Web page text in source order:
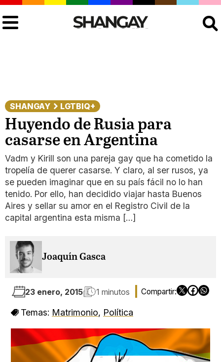
SHANGAY LGTBIQ+
Huyendo de Rusia para
casarse en Argentina
Vadm y Kirill son una pareja gay que ha cometido la
tropelía de querer casarse. Y claro, al ser rusos, ya
se pueden imaginar que en su país fácil no lo han
tenido. Por ello, han decidido viajar hasta Buenos
Aires y sellar su amor en el Registro Civil de la
capital argentina esta misma […]
Joaquín Gasca
23 enero, 2015 1 minutos
Temas: Matrimonio, Política